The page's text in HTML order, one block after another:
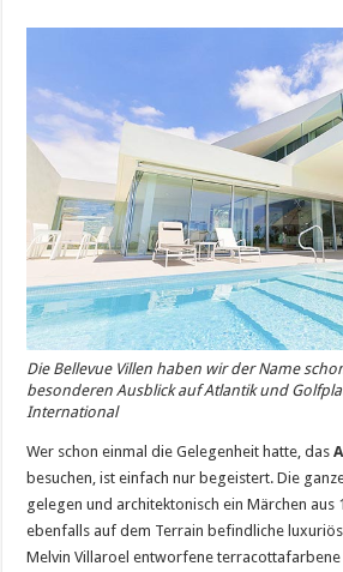
Die Bellevue Villen haben wir der Name
besonderen Ausblick auf Atlantik und
International
Wer schon einmal die Gelegenheit hatte, das
besuchen, ist einfach nur begeistert. Die
gelegen und architektonisch ein Märchen aus
ebenfalls auf dem Terrain befindliche
Melvin Villaroel entworfene terracottafarbene